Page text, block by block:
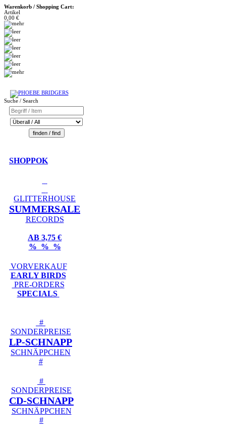
Warenkorb / Shopping Cart:
Artikel
0,00 €
Suche / Search
SHOPPOK
GLITTERHOUSE
SUMMERSALE
RECORDS
AB 3,75 €
% % %
VORVERKAUF
EARLY BIRDS
PRE-ORDERS
SPECIALS
#
SONDERPREISE
LP-SCHNAPP
SCHNÄPPCHEN
#
#
SONDERPREISE
CD-SCHNAPP
SCHNÄPPCHEN
#